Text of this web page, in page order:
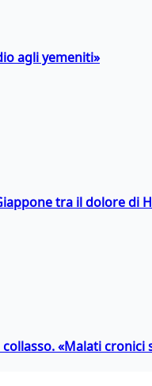
agli yemeniti»
tra il dolore di
«Malati